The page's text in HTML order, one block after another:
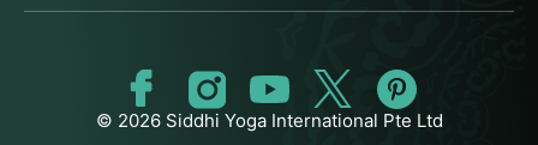
© 2026 Siddhi Yoga International Pte Ltd